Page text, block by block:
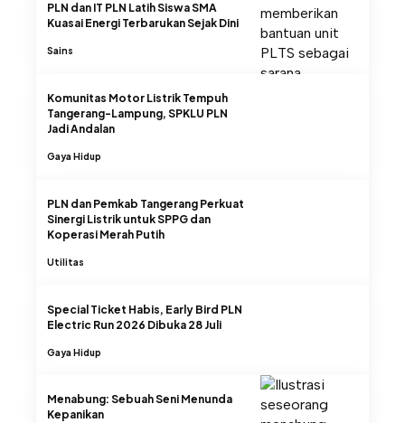
PLN dan IT PLN Latih Siswa SMA
Kuasai Energi Terbarukan Sejak Dini
Sains
Komunitas Motor Listrik Tempuh
Tangerang-Lampung, SPKLU PLN
Jadi Andalan
Gaya Hidup
PLN dan Pemkab Tangerang Perkuat
Sinergi Listrik untuk SPPG dan
Koperasi Merah Putih
Utilitas
Special Ticket Habis, Early Bird PLN
Electric Run 2026 Dibuka 28 Juli
Gaya Hidup
Menabung: Sebuah Seni Menunda
Kepanikan